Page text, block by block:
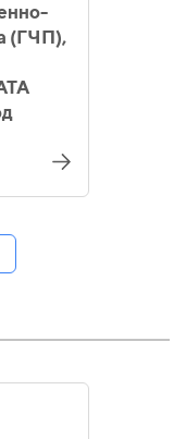
(ГЧП),